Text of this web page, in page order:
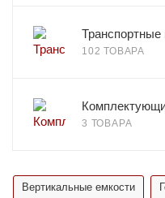
Транспортные
102 ТОВАРА
3 ТОВАРА
Вертикальные емкости